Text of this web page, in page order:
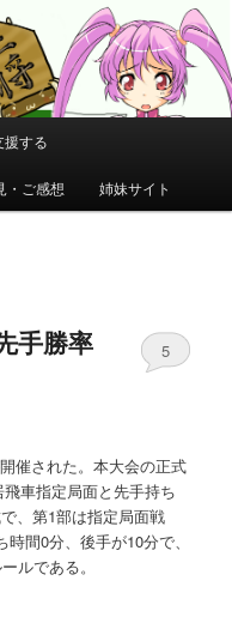
ト
援する
・ご感想 姉妹サイト
手勝率
5
催された。本大会の正式
車指定局面と先手持ち
、第1部は指定局面戦
間0分、後手が10分で、
ルである。